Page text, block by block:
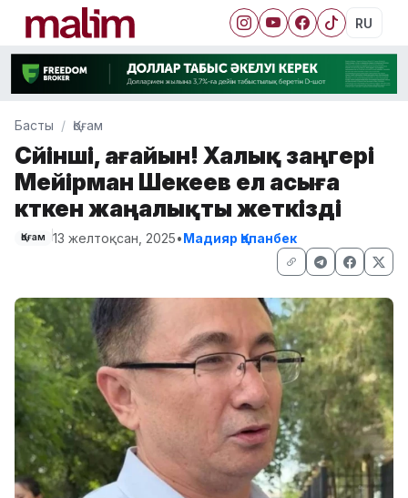
RU
Басты Қоғам
Сүйінші, ағайын! Халық заңгері
Мейірман Шекеев ел асыға
күткен жаңалықты жеткізді
Қоғам 13 желтоқсан, 2025•Мадияр Қапанбек